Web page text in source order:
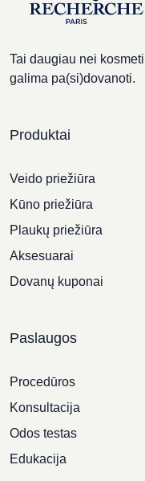
Tai daugiau nei
galima pa(si)dovanoti.
Produktai
Veido priežiūra
Kūno priežiūra
Plaukų priežiūra
Aksesuarai
Dovanų kuponai
Paslaugos
Procedūros
Konsultacija
Odos testas
Edukacija